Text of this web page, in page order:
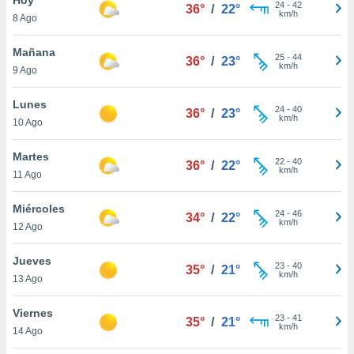
y
en
más
de
8 Ago
36° / 22° 24- 42
km/h
Mañana
9 Ago
36° / 23° 25- 44
km/h
Lunes
10 Ago
36° / 23° 24- 40
km/h
Martes
11 Ago
36° / 22° 22- 40
km/h
Miércoles
12 Ago
34° / 22° 24- 46
km/h
Jueves
13 Ago
35° / 21° 23- 40
km/h
Viernes
14 Ago
35° / 21° 23- 41
km/h